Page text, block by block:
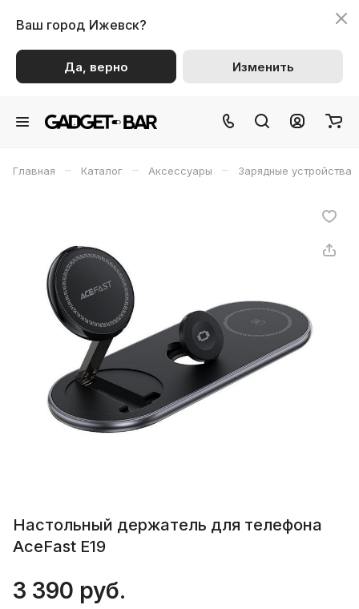
Ваш город Ижевск?
Да, верно Изменить
Главная – Каталог – Аксессуары – Зарядные устройства
Настольный держатель для телефона
AceFast E19
3 390 руб.